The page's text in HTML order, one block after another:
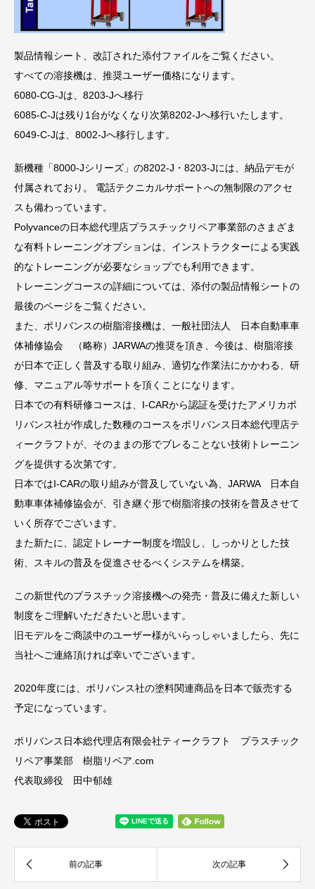
製品情報シート、改訂された添付ファイルをご覧ください。
すべての溶接機は、推奨ユーザー価格になります。
6080-CG-Jは、8203-Jへ移行
6085-C-Jは残り1台がなくなり次第8202-Jへ移行いたします。
6049-C-Jは、8002-Jへ移行します。
新機種「8000-Jシリーズ」の8202-J・8203-Jには、納品デモが
付属されており。 電話テクニカルサポートへの無制限のアクセ
スも備わっています。
Polyvanceの日本総代理店プラスチックリペア事業部のさまざま
な有料トレーニングオプションは、インストラクターによる実践
的なトレーニングが必要なショップでも利用できます。
トレーニングコースの詳細については、添付の製品情報シートの
最後のページをご覧ください。
また、ポリバンスの樹脂溶接機は、一般社団法人 日本自動車車
体補修協会 （略称）JARWAの推奨を頂き、今後は、樹脂溶接
が日本で正しく普及する取り組み、適切な作業法にかかわる、研
修、マニュアル等サポートを頂くことになります。
日本での有料研修コースは、I-CARから認証を受けたアメリカポ
リバンス社が作成した数種のコースをポリバンス日本総代理店テ
ィークラフトが、そのままの形でブレることない技術トレーニン
グを提供する次第です。
日本ではI-CARの取り組みが普及していない為、JARWA 日本自
動車車体補修協会が、引き継ぐ形で樹脂溶接の技術を普及させて
いく所存でございます。
また新たに、認定トレーナー制 度を増設し、しっかりとした技
術、スキルの普及を促進させるべくシステムを構築。
この新世代のプラスチック溶接機への発売・普及に備えた新しい
制度をご理解いただきたいと思います。
旧モデルをご商談中のユーザー様がいらっしゃいましたら、先に
当社へご連絡頂ければ幸いでございます。
2020年度には、ポリバンス社の塗料関連商品を日本で販売する
予定になっています。
ポリバンス日本総代理店有限会社ティークラフト プラスチック
リペア事業部 樹脂リペア.com
代表取締役 田中郁雄